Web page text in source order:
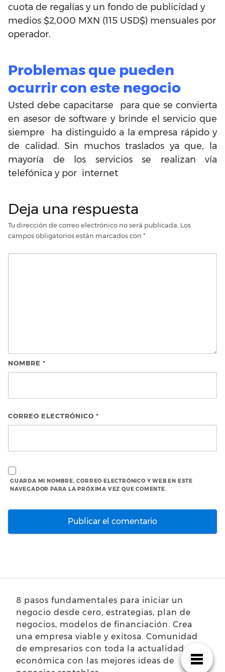
cuota de regalías y un fondo de publicidad y
medios $2,000 MXN (115 USD$) mensuales por
operador.
Problemas que pueden
ocurrir con este negocio
Usted debe capacitarse para que se convierta
en asesor de software y brinde el servicio que
siempre ha distinguido a la empresa rápido y
de calidad. Sin muchos traslados ya que, la
mayoría de los servicios se realizan vía
telefónica y por internet
Deja una respuesta
Tu dirección de correo electrónico no será publicada. Los
campos obligatorios están marcados con *
NOMBRE *
CORREO ELECTRÓNICO *
GUARDA MI NOMBRE, CORREO ELECTRÓNICO Y WEB EN ESTE
NAVEGADOR PARA LA PRÓXIMA VEZ QUE COMENTE.
8 pasos fundamentales para iniciar un
negocio desde cero, estrategias, plan de
negocios, modelos de financiación. Crea
una empresa viable y exitosa. Comunidad
de empresarios con toda la actualidad
económica con las mejores ideas de